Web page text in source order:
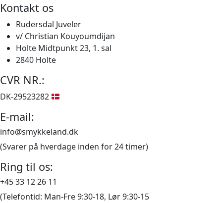
var:
7.285,00 kr..6.120,00 kr..
Kontakt os
Rudersdal Juveler
v/ Christian Kouyoumdijan
Holte Midtpunkt 23, 1. sal
2840 Holte
CVR NR.:
DK-29523282
E-mail:
info@smykkeland.dk
(Svarer på hverdage inden for 24 timer)
Ring til os:
+45 33 12 26 11
(Telefontid: Man-Fre 9:30-18, Lør 9:30-15